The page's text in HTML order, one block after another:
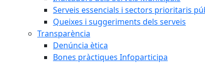
Serveis essencials i sectors prioritaris
Queixes i suggeriments dels serveis
Transparència
Denúncia ètica
Bones pràctiques Infoparticipa